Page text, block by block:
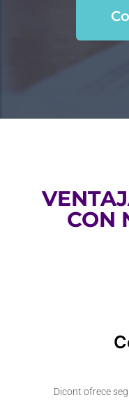
CON
Dicont ofrece